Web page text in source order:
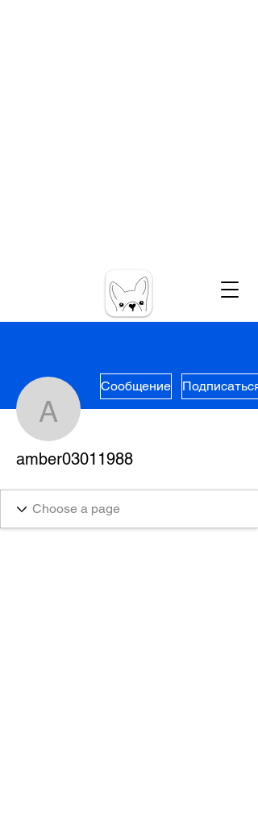
amber03011988
Сообщение Подписаться
amber03011988